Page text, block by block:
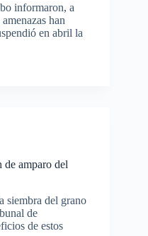
informaron, a
han
en abril la
de amparo del
siembra del grano
de
de estos